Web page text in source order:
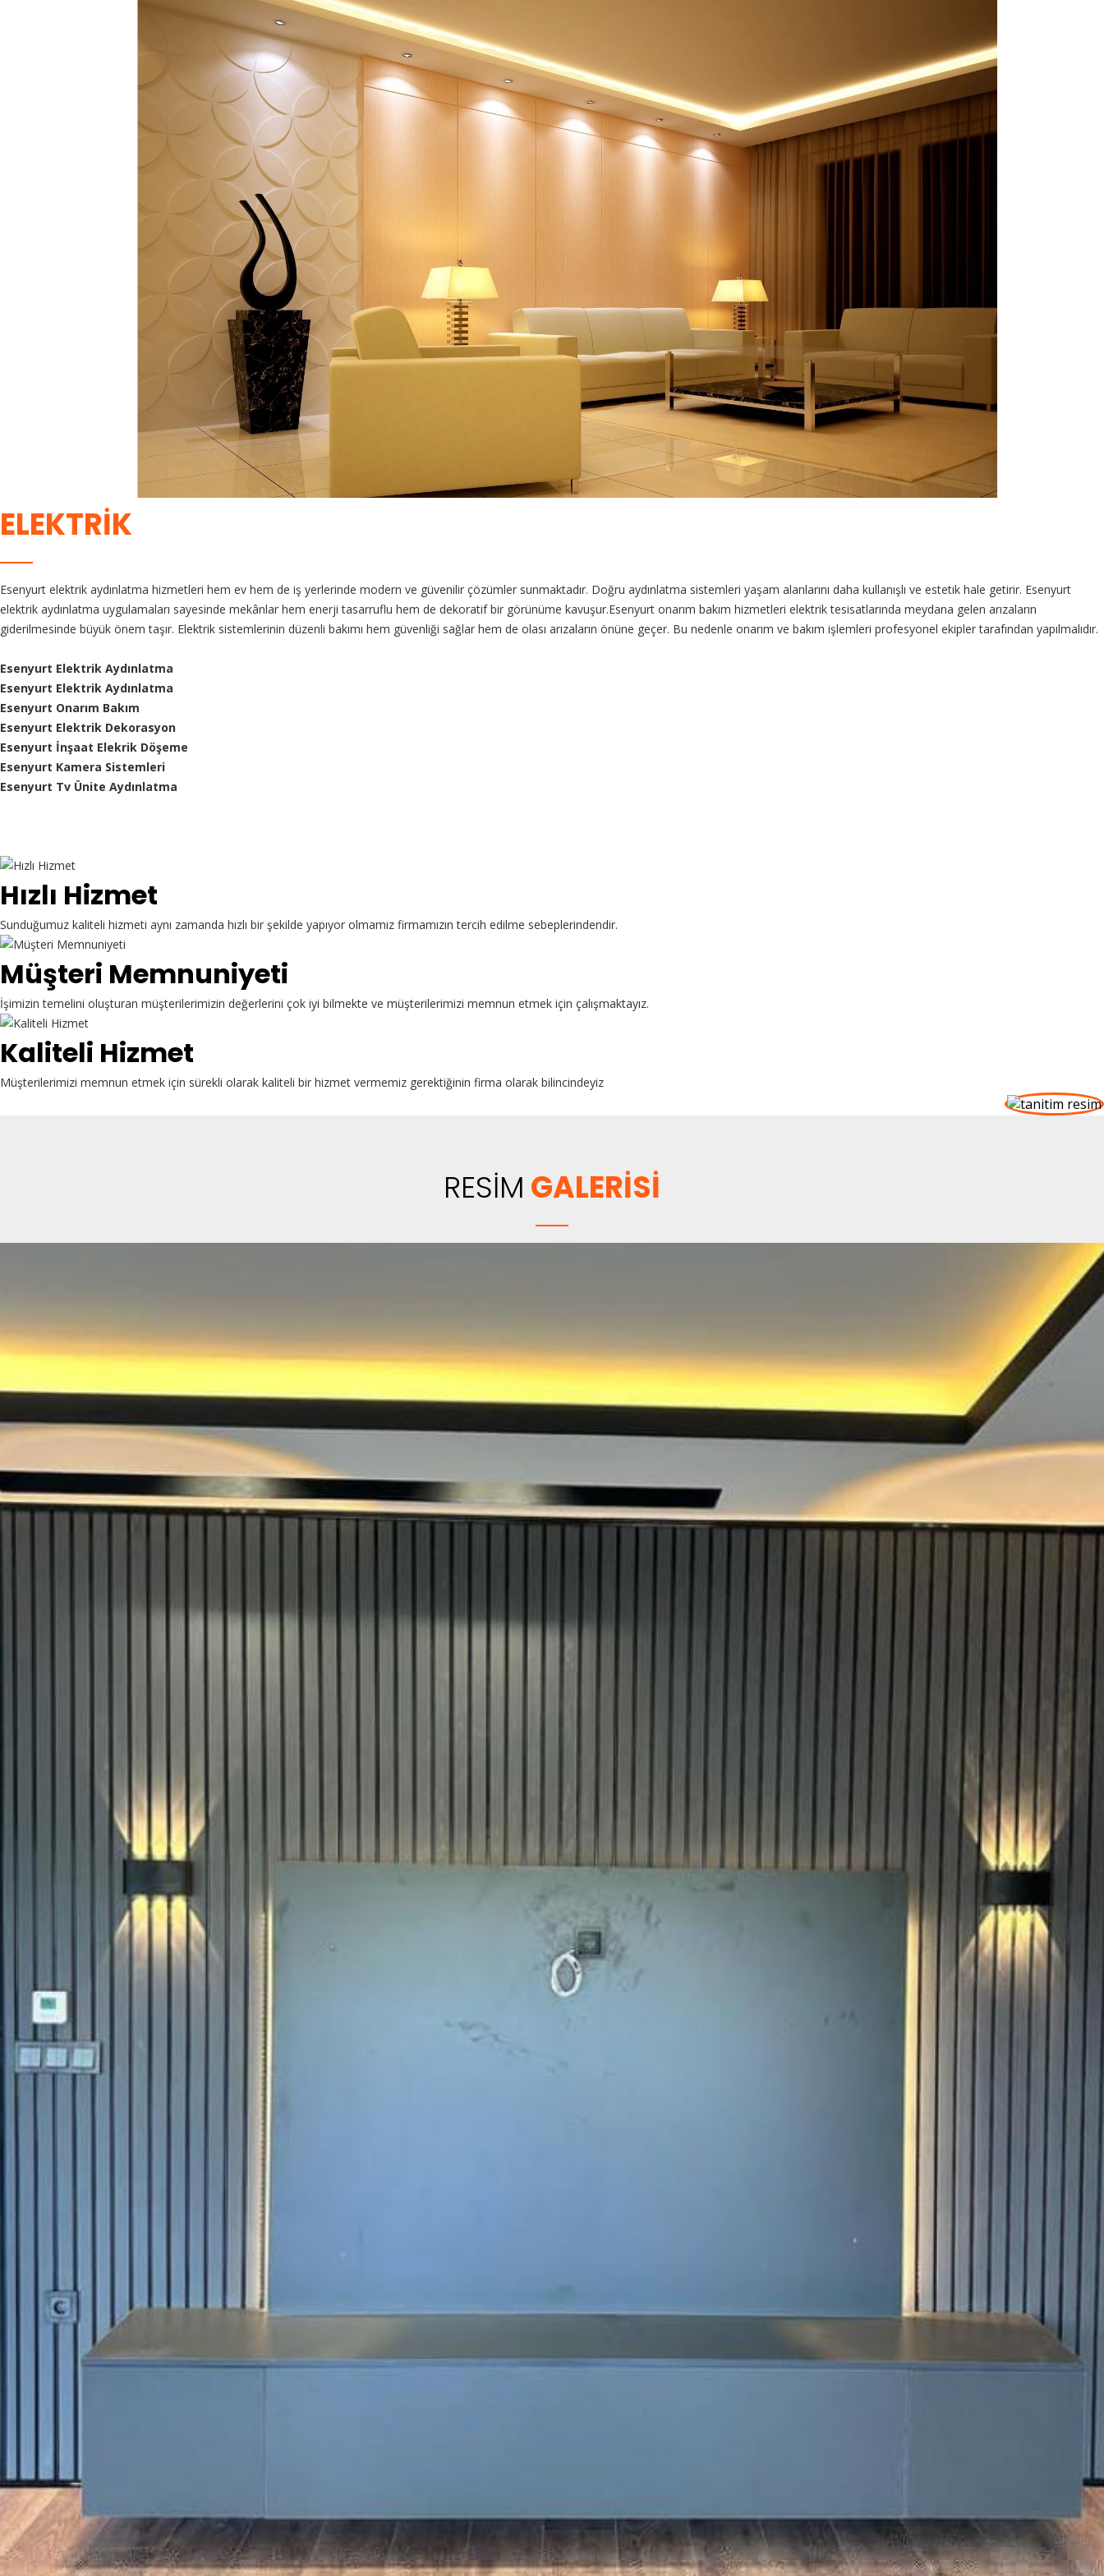
ELEKTRIK
Esenyurt elektrik aydınlatma hizmetleri hem ev hem de iş yerlerinde modern ve güvenilir çözümler sunmaktadır. Doğru aydınlatma sistemleri yaşam alanlarını daha kullanışlı ve estetik hale getirir. Esenyurt
elektrik aydınlatma uygulamaları sayesinde mekânlar hem enerji tasarruflu hem de dekoratif bir görünüme kavuşur.Esenyurt onarım bakım hizmetleri elektrik tesisatlarında meydana gelen arızaların
giderilmesinde büyük önem taşır. Elektrik sistemlerinin düzenli bakımı hem güvenliği sağlar hem de olası arızaların önüne geçer. Bu nedenle onarım ve bakım işlemleri profesyonel ekipler tarafından yapılmalıdır.
Esenyurt Elektrik Aydınlatma
Esenyurt Elektrik Aydınlatma
Esenyurt Onarım Bakım
Esenyurt Elektrik Dekorasyon
Esenyurt İnşaat Elekrik Döşeme
Esenyurt Kamera Sistemleri
Esenyurt Tv Ünite Aydınlatma
Hızlı Hizmet
Sunduğumuz kaliteli hizmeti aynı zamanda hızlı bir şekilde yapıyor olmamız firmamızın tercih edilme sebeplerindendir.
Müşteri Memnuniyeti
İşimizin temelini oluşturan müşterilerimizin değerlerini çok iyi bilmekte ve müşterilerimizi memnun etmek için çalışmaktayız.
Kaliteli Hizmet
Müşterilerimizi memnun etmek için sürekli olarak kaliteli bir hizmet vermemiz gerektiğinin firma olarak bilincindeyiz
RESİM GALERİSİ